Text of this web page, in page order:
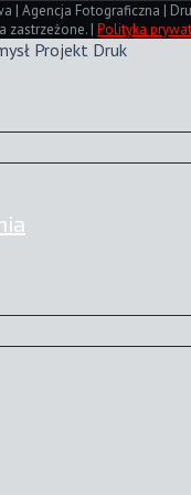
| Agencja Fotograficzna |
zastrzeżone. | Polityka
Projekt Druk